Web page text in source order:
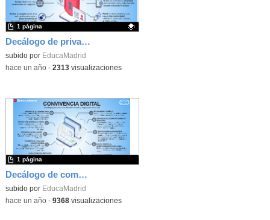
Decálogo de privacidad y seguridad en Internet
Contenido educativo.
subido por EducaMadrid
1 página
-hace un año- 2313visualizaciones
Decálogo de comunicación en línea para alumnos de Educación Secundaria
subido por EducaMadrid
1 página
-hace un año- 9368visualizaciones